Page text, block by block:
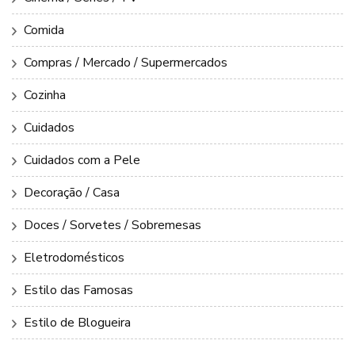
Comida
Compras / Mercado / Supermercados
Cozinha
Cuidados
Cuidados com a Pele
Decoração / Casa
Doces / Sorvetes / Sobremesas
Eletrodomésticos
Estilo das Famosas
Estilo de Blogueira